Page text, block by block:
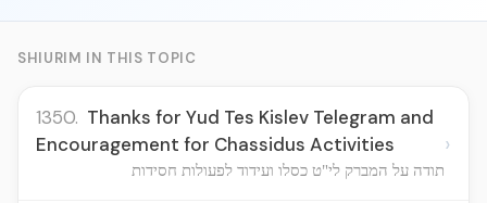
SHIURIM IN THIS TOPIC
1350. Thanks for Yud Tes Kislev Telegram and
Encouragement for Chassidus Activities
תודה על המברק לי"ט כסלו ועידוד לפעולות חסידות
›